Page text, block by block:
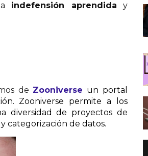
la indefensión aprendida y
de Zooniverse un portal
Zooniverse permite a los
diversidad de proyectos de
categorización de datos.